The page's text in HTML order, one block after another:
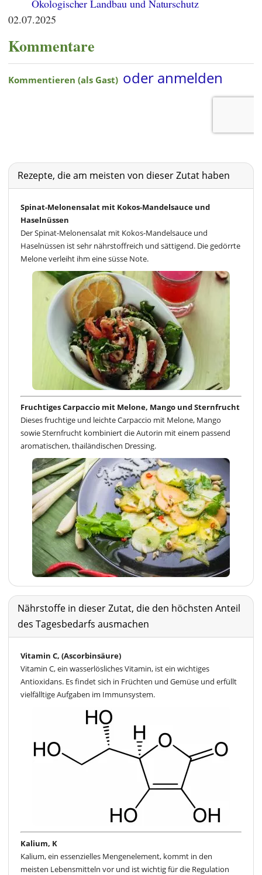
Ökologischer Landbau und Naturschutz
02.07.2025
Kommentare
Rezepte, die am meisten von dieser Zutat haben
Spinat-Melonensalat mit Kokos-Mandelsauce und
Haselnüssen
Der Spinat-Melonensalat mit Kokos-Mandelsauce und
Haselnüssen ist sehr nährstoffreich und sättigend. Die gedörrte
Melone verleiht ihm eine süsse Note.
Fruchtiges Carpaccio mit Melone, Mango und Sternfrucht
Dieses fruchtige und leichte Carpaccio mit Melone, Mango
sowie Sternfrucht kombiniert die Autorin mit einem passend
aromatischen, thailändischen Dressing.
Nährstoffe in dieser Zutat, die den höchsten Anteil
des Tagesbedarfs ausmachen
Vitamin C, (Ascorbinsäure)
Vitamin C, ein wasserlösliches Vitamin, ist ein wichtiges
Antioxidans. Es findet sich in Früchten und Gemüse und erfüllt
vielfälltige Aufgaben im Immunsystem.
Kalium, K
Kalium, ein essenzielles Mengenelement, kommt in den
meisten Lebensmitteln vor und ist wichtig für die Regulation